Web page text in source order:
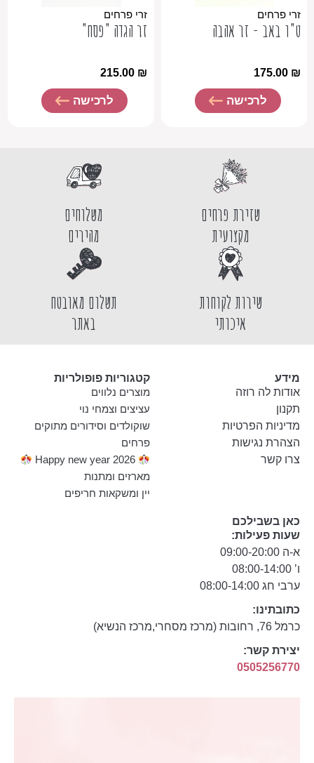
זרי פרחים
ט"ו באב - זר אהבה
175.00 ₪
לרכישה
זרי פרחים
זר הגדה "פסח"
215.00 ₪
לרכישה
שזירת פרחים
מקצועית
משלוחים
מהירים
שירות לקוחות
איכותי
תשלום מאובטח
באתר
מידע
אודות לה רוזה
תקנון
מדיניות הפרטיות
הצהרת נגישות
צרו קשר
קטגוריות פופולריות
מוצרים נלווים
עציצים וצמחי נוי
שוקולדים וסידורים מתוקים
פרחים
Happy new year 2026
מארזים ומתנות
יין ומשקאות חריפים
כאן בשבילכם
שעות פעילות:
א-ה 09:00-20:00
ו’ 08:00-14:00
ערבי חג 08:00-14:00
כתובתינו:
כרמל 76, רחובות (מרכז מסחרי,מרכז הנשיא)
יצירת קשר:
0505256770